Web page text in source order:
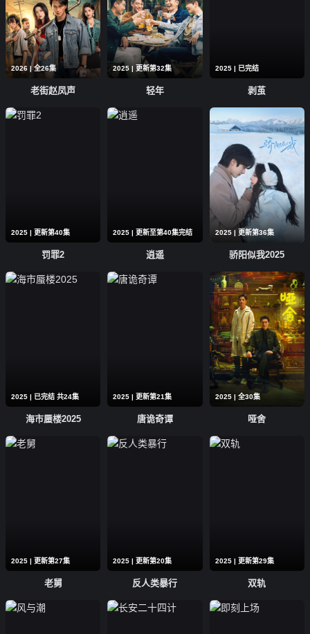
2026 | 全26集
老街赵凤声
2025 | 更新第32集
轻年
2025 | 已完结
剥茧
2025 | 更新第40集
罚罪2
2025 | 更新至第40集完结
逍遥
2025 | 更新第36集
骄阳似我2025
2025 | 已完结 共24集
海市蜃楼2025
2025 | 更新第21集
唐诡奇谭
2025 | 全30集
哑舍
2025 | 更新第27集
老舅
2025 | 更新第20集
反人类暴行
2025 | 更新第29集
双轨